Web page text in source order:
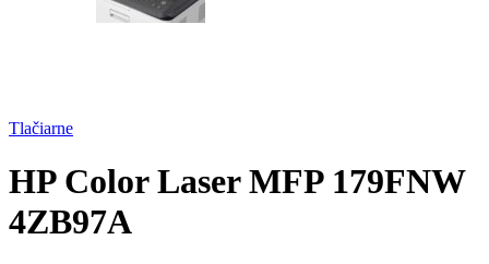
Tlačiarne
HP Color Laser MFP 179FNW
4ZB97A